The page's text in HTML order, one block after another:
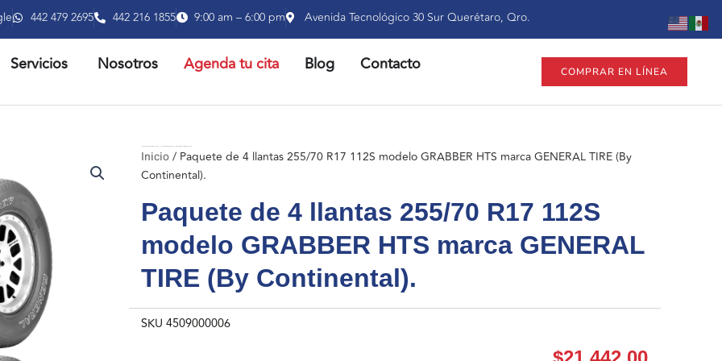
442 479 2695 442 216 1855 9:00 am – 6:00 pm Avenida Tecnológico 30 Sur Querétaro, Qro.
PRODUCTOS
Servicios ABRIR SERVICIOS
Nosotros Agenda tu cita Blog Contacto COMPRAR EN LÍNEA
Inicio/ Paquete de 4 llantas 255/70 R17 112S modelo GRABBER HTS marca GENERAL TIRE (By
Continental).
Paquete de 4 llantas 255/70 R17 112S
modelo GRABBER HTS marca GENERAL
TIRE (By Continental).
SKU 4509000006